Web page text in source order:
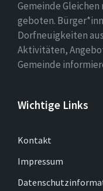
Gemeinde
geboten.
Dorfneuigkeiten
Aktivitäten,
Gemeinde
Wichtige Links
Kontakt
Impressum